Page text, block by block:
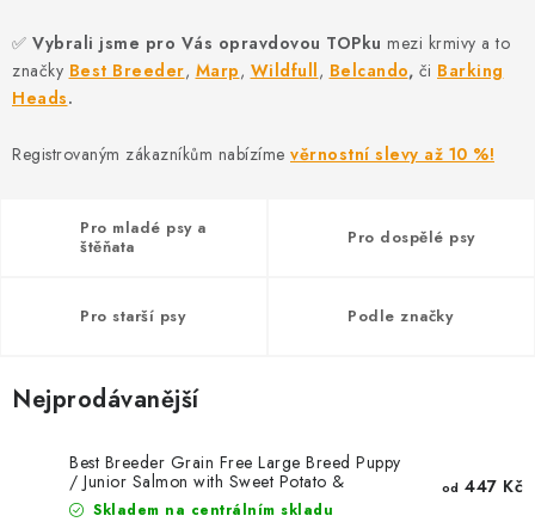
NOVINKY
AKCE
OSTATNÍ
PETLOVER
Kontakt Možnosti dopravy
Obchodní podmínky
Zásady zpracování osobních údajů
Věrnostní slevy
✅ Vybrali jsme pro Vás opravdovou TOPku mezi krmivy a to
značky Best Breeder, Marp, Wildfull, Belcando, či Barking
Heads.
Registrovaným zákazníkům nabízíme věrnostní slevy až 10 %!
Pro mladé psy a
štěňata
Pro dospělé psy
Pro starší psy Podle značky
Nejprodávanější
Best Breeder Grain Free Large Breed Puppy
/ Junior Salmon with Sweet Potato &
Vegetables
Skladem na centrálním skladu
od 447 Kč